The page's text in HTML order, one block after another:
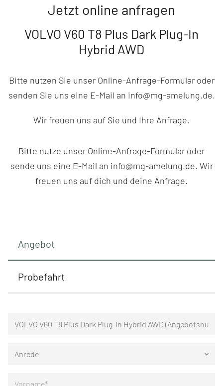
Jetzt online anfragen
VOLVO V60 T8 Plus Dark Plug-In
Hybrid AWD
Bitte nutzen Sie unser Online-Anfrage-Formular oder
senden Sie uns eine E-Mail an info@mg-amelung.de.
Wir freuen uns auf Sie und Ihre Anfrage.
Bitte nutze unser Online-Anfrage-Formular oder
sende uns eine E-Mail an info@mg-amelung.de. Wir
freuen uns auf dich und deine Anfrage.
Angebot
Probefahrt
Anrede keyboard_arrow_down